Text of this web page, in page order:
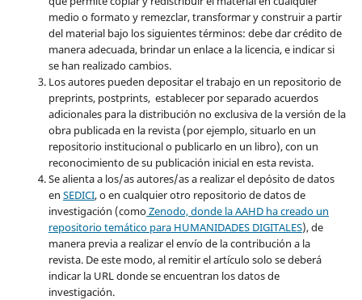
medio o formato y remezclar, transformar y construir a partir
del material bajo los siguientes términos: debe darcrédito de
manera adecuada, brindar un enlace a la licencia, e indicar si
se han realizado cambios.
Los autores pueden depositar el trabajo en un repositorio de
preprints, postprints, establecer por separado acuerdos
adicionales para la distribución no exclusiva de la versión de la
obra publicada en la revista (por ejemplo, situarlo en un
repositorio institucional o publicarlo en un libro), con un
reconocimiento de su publicación inicial en esta revista.
Se alienta a los/as autores/as a realizar el depósito de datos
en SEDICI, o en cualquier otro repositorio de datos de
investigación (comoZenodo, donde la AAHD ha creado un
repositorio temático para HUMANIDADES DIGITALES), de
manera previa a realizar el envío de la contribución a la
revista. De este modo, al remitir el artículo solo se deberá
indicar la URL donde se encuentran los datos de
investigación.